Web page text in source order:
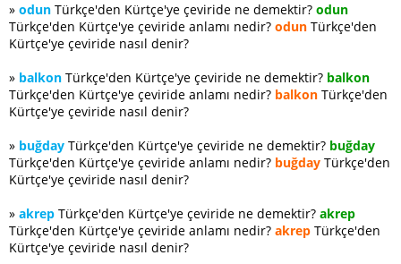
» odun Türkçe'den Kürtçe'ye çeviride ne demektir? odun
Türkçe'den Kürtçe'ye çeviride anlamı nedir? odun Türkçe'den
Kürtçe'ye çeviride nasıl denir?
» balkon Türkçe'den Kürtçe'ye çeviride ne demektir? balkon
Türkçe'den Kürtçe'ye çeviride anlamı nedir? balkon Türkçe'den
Kürtçe'ye çeviride nasıl denir?
» buğday Türkçe'den Kürtçe'ye çeviride ne demektir? buğday
Türkçe'den Kürtçe'ye çeviride anlamı nedir? buğday Türkçe'den
Kürtçe'ye çeviride nasıl denir?
» akrep Türkçe'den Kürtçe'ye çeviride ne demektir? akrep
Türkçe'den Kürtçe'ye çeviride anlamı nedir? akrep Türkçe'den
Kürtçe'ye çeviride nasıl denir?